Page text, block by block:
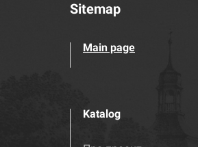
Sitemap
Main page
Katalog